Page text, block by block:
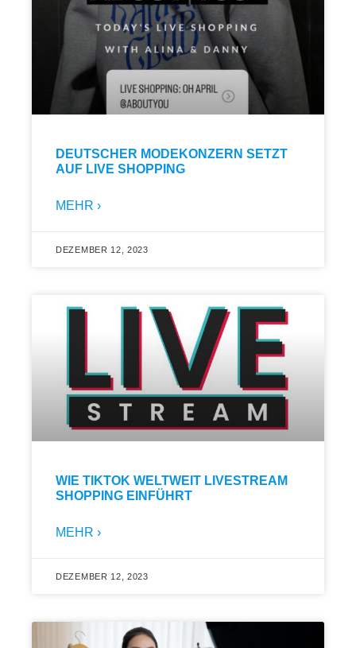
DEUTSCHER MODEKONZERN SETZT
AUF LIVE SHOPPING
MEHR ›
DEZEMBER 12, 2023
WIE TIKTOK WELTWEIT LIVESTREAM
SHOPPING EINFÜHRT
MEHR ›
DEZEMBER 12, 2023